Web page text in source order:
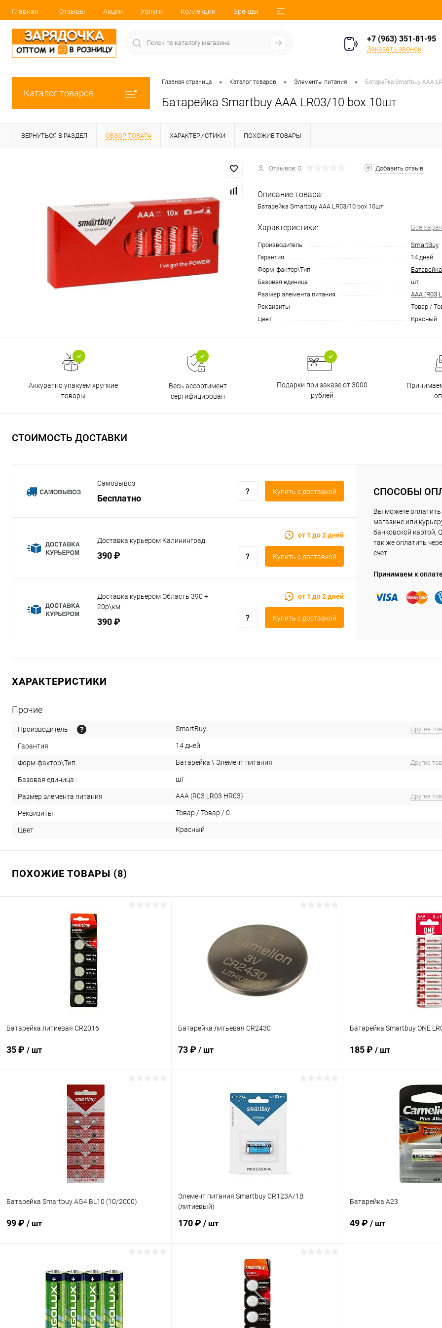
Главная Отзывы Акции Услуги Коллекции Бренды
+7 (963) 351-81-95
Заказать звонок
Каталог товаров
Главная страница • Каталог товаров • Элементы питания • Батарейка Smartbuy AAA
Батарейка Smartbuy AAA LR03/10 box 10шт
ВЕРНУТЬСЯ В РАЗДЕЛ ОБЗОР ТОВАРА ХАРАКТЕРИСТИКИ ПОХОЖИЕ ТОВАРЫ
Отзывов: 0 Добавить отзыв
Описание товара:
Батарейка Smartbuy AAA LR03/10 box 10шт
Характеристики: Все
Производитель
SmartBuy
Гарантия
14 дней
Форм-фактор\Тип
Базовая единица
шт
Размер элемента питания
AAA (R03
Реквизиты
Товар /
Цвет
Красный
Аккуратно упакуем хрупкие
товары
Весь ассортимент
сертифицирован
Подарки при заказе от 3000
рублей
СТОИМОСТЬ ДОСТАВКИ
Самовывоз
Бесплатно
Купить c доставкой
Доставка курьером Калининград
390 ₽
от 1 до 2 дней
Купить c доставкой
Доставка курьером Область 390 +
20р\км
390 ₽
от 1 до 2 дней
Купить c доставкой
СПОСОБЫ
Вы можете оплатить
магазине или
банковской картой,
так же оплатить
счет.
Принимаем к оплате
ХАРАКТЕРИСТИКИ
Прочие
Производитель SmartBuy Другие
Гарантия 14 дней
Форм-фактор\Тип Батарейка \ Элемент питания Другие
Базовая единица шт
Размер элемента питания AAA (R03 LR03 HR03) Другие
Реквизиты Товар / Товар / 0
Цвет Красный
ПОХОЖИЕ ТОВАРЫ (8)
Батарейка литиевая CR2016
35 ₽ / шт
В корзину
К сравнению
Батарейка литьевая CR2430
73 ₽ / шт
В корзину
Купить в 1 клик
Батарейка Smartbuy ONE
185 ₽ / шт
В
Купить в 1 клик
Батарейка Smartbuy AG4 BL10 (10/2000)
99 ₽ / шт
Купить в 1 клик К сравнению
В избранное В наличии
Элемент питания Smartbuy CR123A/1B
(литиевый)
170 ₽ / шт
В корзину
Батарейка A23
49 ₽ / шт